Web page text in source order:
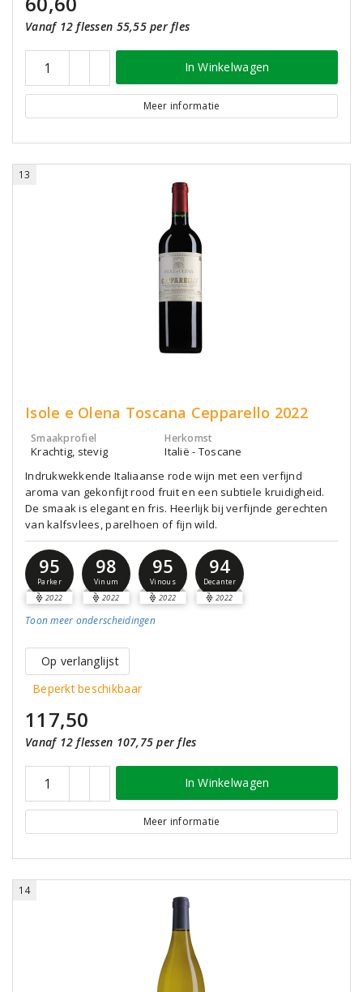
Vanaf 12 flessen 55,55 per fles
In Winkelwagen
Meer informatie
13
Isole e Olena Toscana Cepparello 2022
Smaakprofiel
Krachtig, stevig
Herkomst
Italië - Toscane
Indrukwekkende Italiaanse rode wijn met een verfijnd
aroma van gekonfijt rood fruit en een subtiele kruidigheid.
De smaak is elegant en fris. Heerlijk bij verfijnde gerechten
van kalfsvlees, parelhoen of fijn wild.
95
Parker
2022
98
Vinum
2022
95
Vinous
2022
94
Decanter
2022
Toon meer onderscheidingen
Op verlanglijst
Beperkt beschikbaar
117,50
Vanaf 12 flessen 107,75 per fles
In Winkelwagen
Meer informatie
14